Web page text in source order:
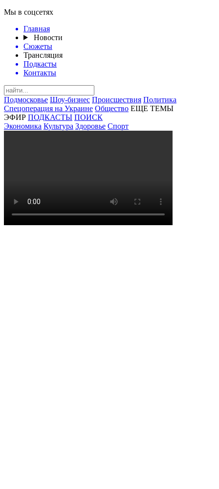
Мы в соцсетях
Главная
Новости
Сюжеты
Трансляция
Подкасты
Контакты
Подмосковье Шоу-бизнес Происшествия Политика
Спецоперация на Украине Общество ЕЩЕ ТЕМЫ
ЭФИР ПОДКАСТЫ ПОИСК
Экономика Культура Здоровье Спорт